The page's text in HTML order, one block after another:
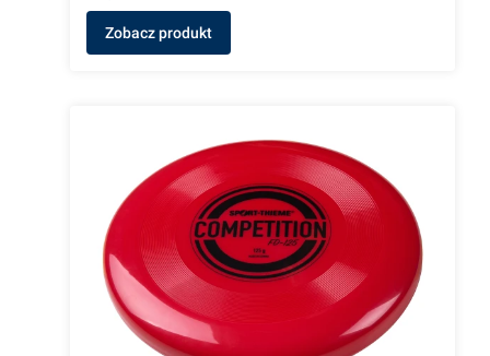
Zobacz produkt